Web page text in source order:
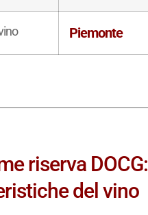
Piemonte
riserva DOCG:
del vino